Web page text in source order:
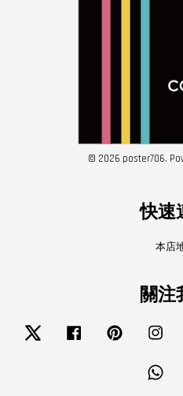
© 2026 poster706.
快速
本店
關注
Twitter Facebook Pinterest